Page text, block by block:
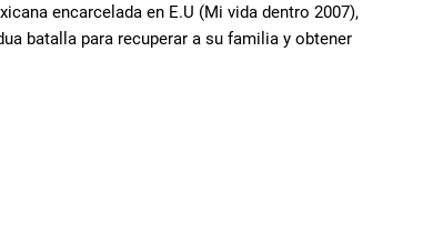
encarcelada en E.U (Mi vida dentro 2007),
batalla para recuperar a su familia y obtener